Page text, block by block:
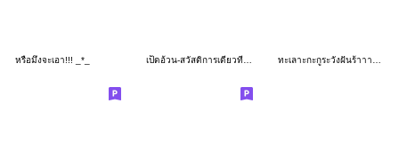
หรือมึงจะเอา!!! _*_